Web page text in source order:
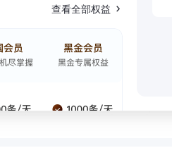
查看全部权益